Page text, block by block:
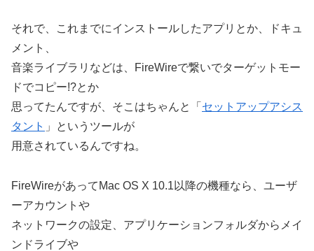
それで、これまでにインストールしたアプリとか、ドキュ
メント、
音楽ライブラリなどは、FireWireで繋いでターゲットモー
ドでコピー!?とか
思ってたんですが、そこはちゃんと「 セットアップアシス
タント 」というツールが
用意されているんですね。
FireWireがあってMac OS X 10.1以降の機種なら、ユーザ
ーアカウントや
ネットワークの設定、アプリケーションフォルダからメイ
ンドライブや